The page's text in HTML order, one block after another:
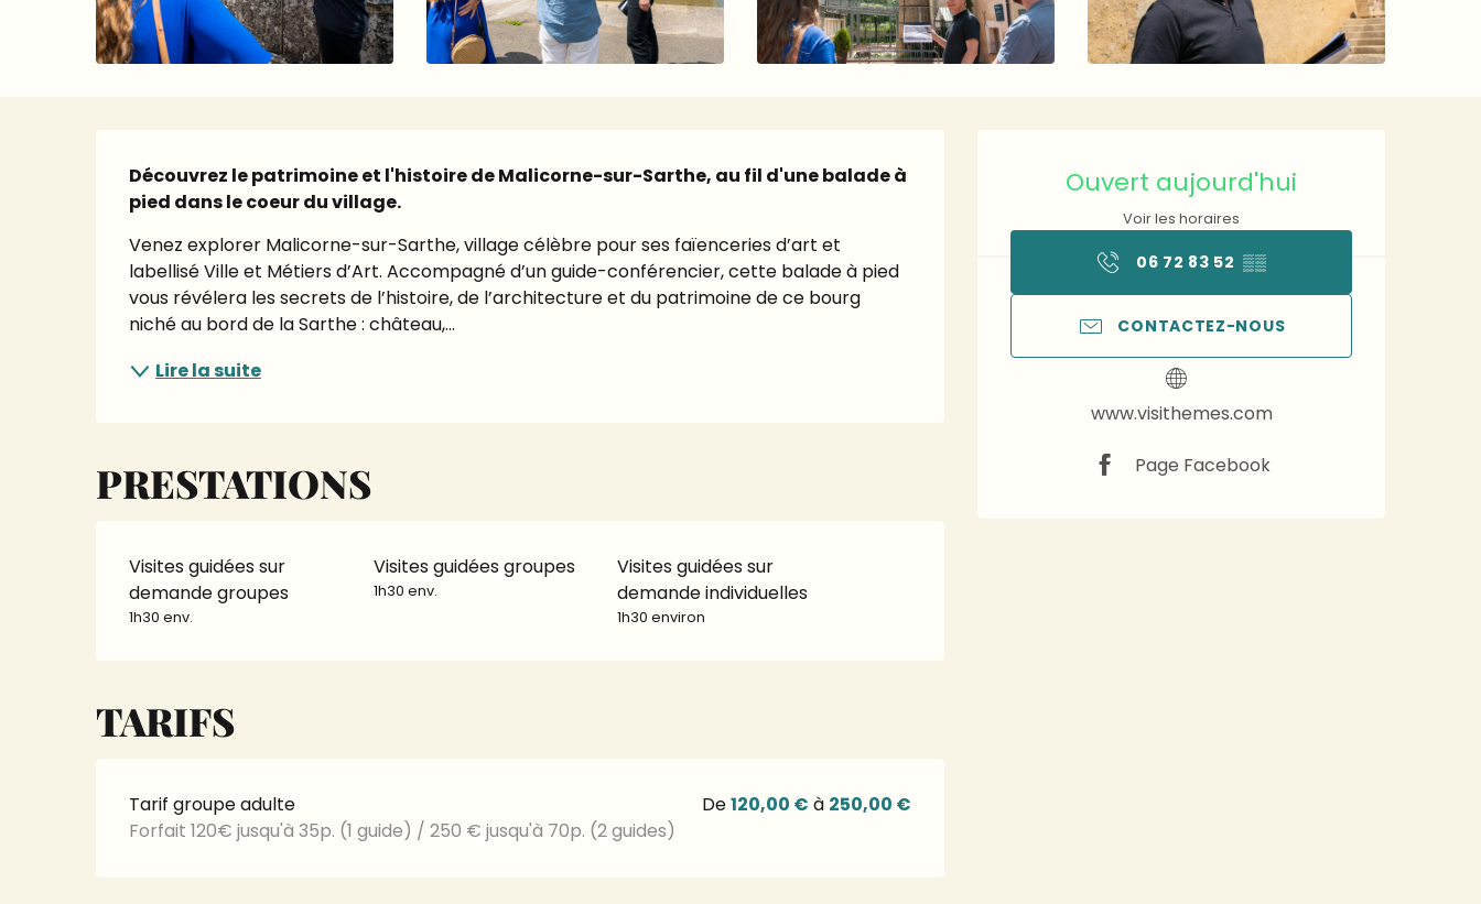
Ouverture et
Ouvert aujourd'hui
Voir les horaires
06 72 83 52▒▒
CONTACTEZ-NOUS
www.visithemes.com
Page Facebook
Description
Découvrez le patrimoine et l'histoire de Malicorne-sur-Sarthe, au fil d'une balade à
pied dans le coeur du village.
Venez explorer Malicorne-sur-Sarthe, village célèbre pour ses faïenceries d’art et
labellisé Ville et Métiers d’Art. Accompagné d’un guide-conférencier, cette balade à pied
vous révélera les secrets de l’histoire, de l’architecture et du patrimoine de ce bourg
niché au bord de la Sarthe : château,...
Lire la suite
PRESTATIONS
Visites guidées sur
demande groupes
1h30 env.
Visites guidées groupes
1h30 env.
Visites guidées sur
demande individuelles
1h30 environ
TARIFS
Tarif groupe adulte
Forfait 120€ jusqu'à 35p. (1 guide) / 250 € jusqu'à 70p. (2 guides)
De120,00 € à 250,00 €